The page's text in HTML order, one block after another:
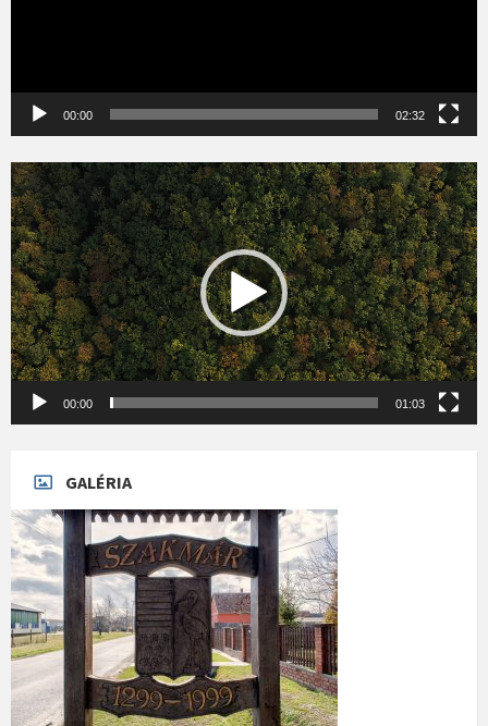
00:00 02:32
Videólejátszó
00:00 01:03
GALÉRIA